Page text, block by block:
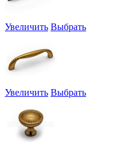
Увеличить Выбрать
Увеличить Выбрать